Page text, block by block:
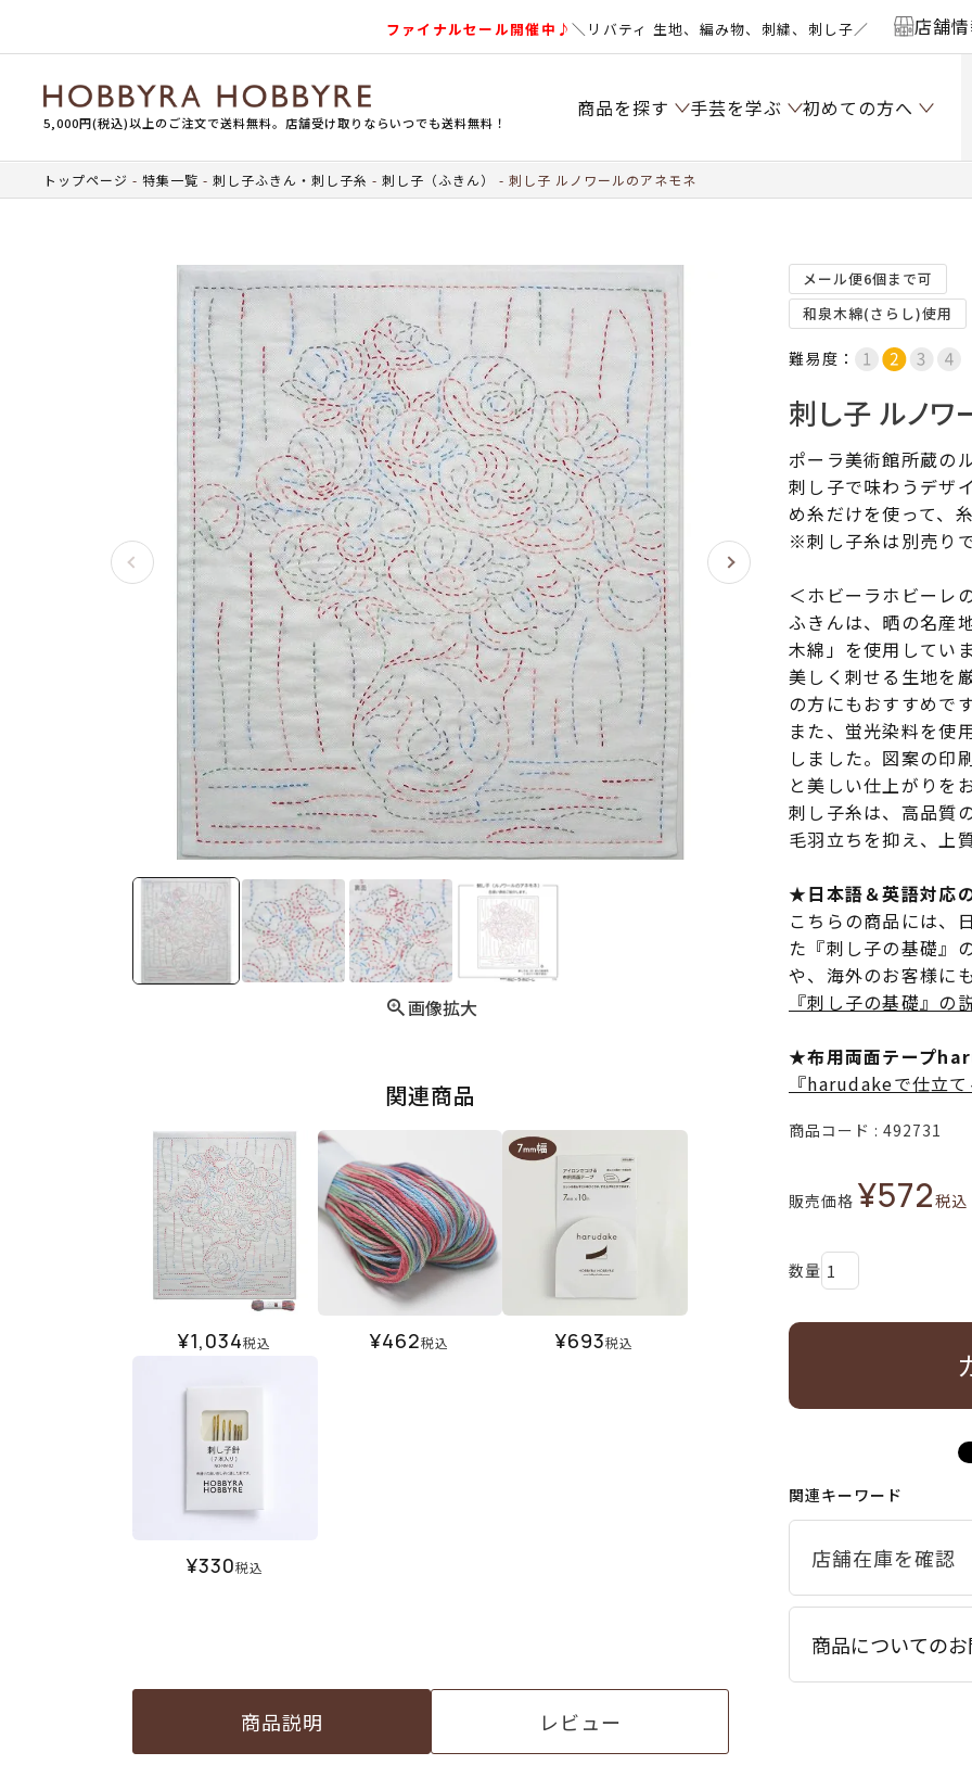
ファイナルセール開催中♪＼リバティ 生地、編み物、刺繍、刺し子／ 店舗
5,000円(税込)以上のご注文で送料無料。店舗受け取りならいつでも送料無料！
商品を探す 手芸を学ぶ 初めての方へ
トップページ 特集一覧 刺し子ふきん・刺し子糸 刺し子（ふきん） 刺し子 ルノワールのアネモネ
画像拡大
関連商品
¥1,034税込 ¥462税込 ¥693税込
¥330税込
商品説明 レビュー
メール便6個まで可
和泉木綿(さらし)使用
難易度：
刺し子 ルノワ
ポーラ美術館所蔵の
刺し子で味わうデザ
め糸だけを使って、
※刺し子糸は別売りで
＜ホビーラホビーレ
ふきんは、晒の名産
木綿」を使用してい
美しく刺せる生地を
の方にもおすすめです
また、蛍光染料を使
しました。図案の印
と美しい仕上がりを
刺し子糸は、高品質
毛羽立ちを抑え、上
★日本語＆英語対応
こちらの商品には、
た『刺し子の基礎』
や、海外のお客様に
『刺し子の基礎』の
★布用両面テープ
『harudakeで仕立
商品コード 492731
販売価格 ¥572税込
関連キーワード
商品についての